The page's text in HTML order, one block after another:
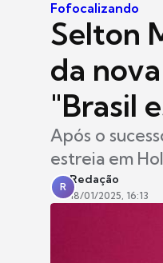
Fofocalizando
Selton
da
"Brasil
Após o
estreia em
R
Redação
18/01/2025, 16:13